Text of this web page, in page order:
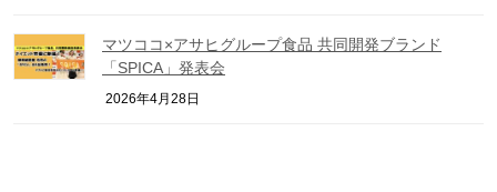
マツココ×アサヒグループ食品 共同開発ブランド
「SPICA」発表会
2026年4月28日